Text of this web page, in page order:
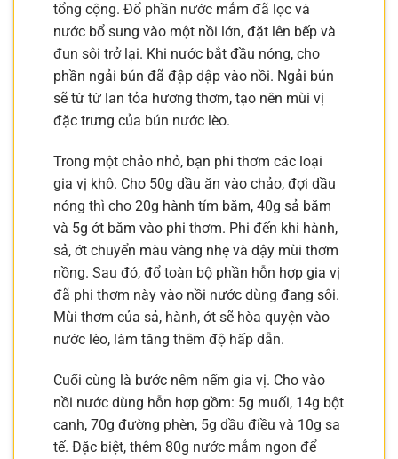
tổng cộng. Đổ phần nước mắm đã lọc và
nước bổ sung vào một nồi lớn, đặt lên bếp và
đun sôi trở lại. Khi nước bắt đầu nóng, cho
phần ngải bún đã đập dập vào nồi. Ngải bún
sẽ từ từ lan tỏa hương thơm, tạo nên mùi vị
đặc trưng của bún nước lèo.
Trong một chảo nhỏ, bạn phi thơm các loại
gia vị khô. Cho 50g dầu ăn vào chảo, đợi dầu
nóng thì cho 20g hành tím băm, 40g sả băm
và 5g ớt băm vào phi thơm. Phi đến khi hành,
sả, ớt chuyển màu vàng nhẹ và dậy mùi thơm
nồng. Sau đó, đổ toàn bộ phần hỗn hợp gia vị
đã phi thơm này vào nồi nước dùng đang sôi.
Mùi thơm của sả, hành, ớt sẽ hòa quyện vào
nước lèo, làm tăng thêm độ hấp dẫn.
Cuối cùng là bước nêm nếm gia vị. Cho vào
nồi nước dùng hỗn hợp gồm: 5g muối, 14g bột
canh, 70g đường phèn, 5g dầu điều và 10g sa
tế. Đặc biệt, thêm 80g nước mắm ngon để